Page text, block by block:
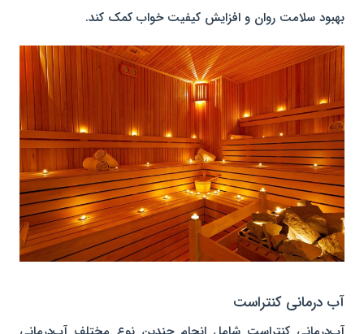
بهبود سلامت روان و افزایش کیفیت خواب کمک کند.
آب درمانی کنتراست